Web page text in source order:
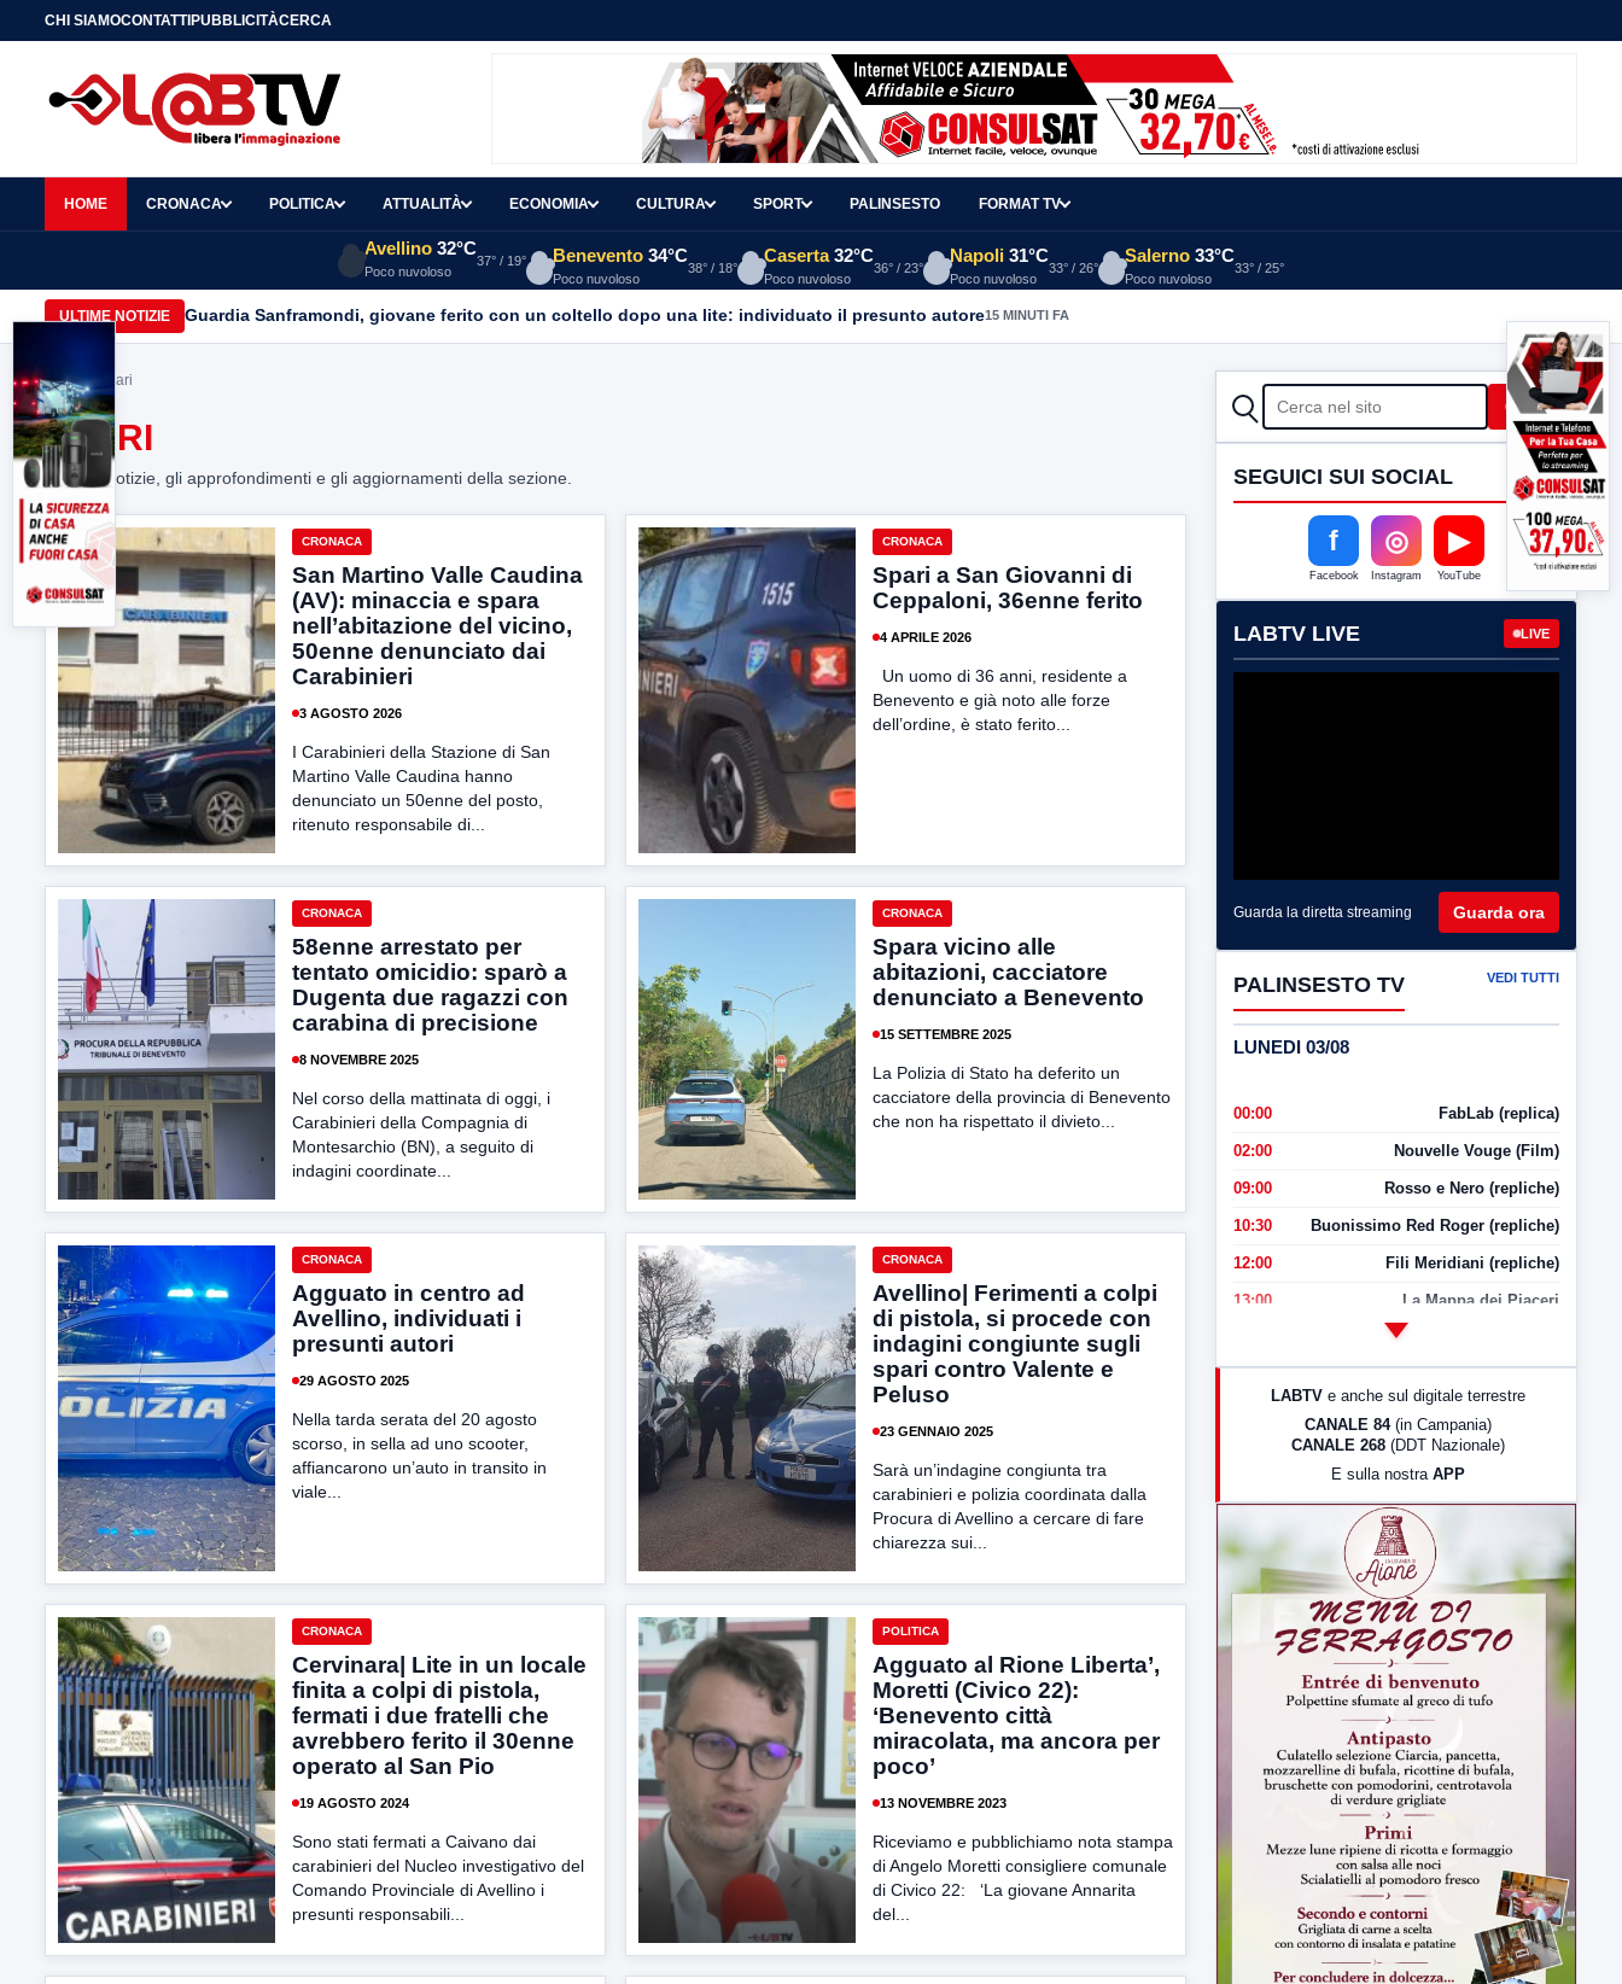
CHI SIAMOCONTATTIPUBBLICITÀCERCA
HOME CRONACA POLITICA ATTUALITÀ ECONOMIA CULTURA SPORT PALINSESTO FORMAT TV
Avellino 32°C
Poco nuvoloso
37° / 19° Benevento 34°C
Poco nuvoloso
38° / 18°
Caserta 32°C
Poco nuvoloso
36° / 23°
Napoli 31°C
Poco nuvoloso
33° / 26°
Salerno 33°C
Poco nuvoloso
33° / 25°
ULTIME NOTIZIE Guardia Sanframondi, giovane ferito con un coltello dopo una lite: individuato il presunto autore15 MINUTI FA
Home> spari
SPARI
Tutte le notizie, gli approfondimenti e gli aggiornamenti della sezione.
CRONACA
San Martino Valle Caudina
(AV): minaccia e spara
nell’abitazione del vicino,
50enne denunciato dai
Carabinieri
3 AGOSTO 2026
I Carabinieri della Stazione di San
Martino Valle Caudina hanno
denunciato un 50enne del posto,
ritenuto responsabile di...
CRONACA
Spari a San Giovanni di
Ceppaloni, 36enne ferito
4 APRILE 2026
Un uomo di 36 anni, residente a
Benevento e già noto alle forze
dell’ordine, è stato ferito...
CRONACA
58enne arrestato per
tentato omicidio: sparò a
Dugenta due ragazzi con
carabina di precisione
8 NOVEMBRE 2025
Nel corso della mattinata di oggi, i
Carabinieri della Compagnia di
Montesarchio (BN), a seguito di
indagini coordinate...
CRONACA
Spara vicino alle
abitazioni, cacciatore
denunciato a Benevento
15 SETTEMBRE 2025
La Polizia di Stato ha deferito un
cacciatore della provincia di Benevento
che non ha rispettato il divieto...
CRONACA
Agguato in centro ad
Avellino, individuati i
presunti autori
29 AGOSTO 2025
Nella tarda serata del 20 agosto
scorso, in sella ad uno scooter,
affiancarono un’auto in transito in
viale...
CRONACA
Avellino| Ferimenti a colpi
di pistola, si procede con
indagini congiunte sugli
spari contro Valente e
Peluso
23 GENNAIO 2025
Sarà un’indagine congiunta tra
carabinieri e polizia coordinata dalla
Procura di Avellino a cercare di fare
chiarezza sui...
CRONACA
Cervinara| Lite in un locale
finita a colpi di pistola,
fermati i due fratelli che
avrebbero ferito il 30enne
operato al San Pio
19 AGOSTO 2024
Sono stati fermati a Caivano dai
carabinieri del Nucleo investigativo del
Comando Provinciale di Avellino i
presunti responsabili...
POLITICA
Agguato al Rione Liberta’,
Moretti (Civico 22):
‘Benevento città
miracolata, ma ancora per
poco’
13 NOVEMBRE 2023
Riceviamo e pubblichiamo nota stampa
di Angelo Moretti consigliere comunale
di Civico 22: ‘La giovane Annarita
del...
CERCA Cerca
SEGUICI SUI SOCIAL
f
Facebook
◎
Instagram
▶
YouTube
LABTV LIVE LIVE
Guarda la diretta streaming Guarda ora
PALINSESTO TV VEDI TUTTI
LUNEDI 03/08
00:00 FabLab (replica)
02:00 Nouvelle Vouge (Film)
09:00 Rosso e Nero (repliche)
10:30 Buonissimo Red Roger (repliche)
12:00 Fili Meridiani (repliche)
13:00 La Mappa dei Piaceri
LabNews (Diretta)
LabNews (replica)
LABTV e anche sul digitale terrestre
CANALE 84 (in Campania)
CANALE 268 (DDT Nazionale)
E sulla nostra APP